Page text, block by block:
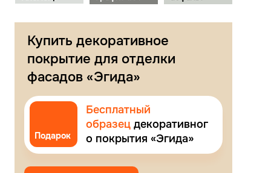
Подарок
Бесплатный
образец декоративног
о покрытия «Эгида»
Купить декоративное
покрытие для отделки
фасадов «Эгида»